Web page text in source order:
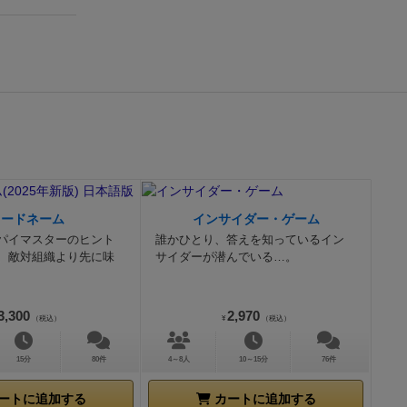
んじゃ？
きまし
んが、相手
い捨て札に
なると終
なるかもし
んね。ハ
ど)のもア
楽しいゲー
かったりも
追記
ードネーム
イマスターのヒント
敵対組織より先に味
（税込）
15分 80件
トに追加する
インサイダー・ゲーム
誰かひとり、答えを知っているイン
サイダーが潜んでいる…。
¥ 2,970 （税込）
4～8人 10～15分 76件
カートに追加する